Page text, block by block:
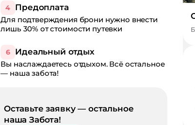
4 Предоплата
Для подтверждения брони нужно внести
лишь 30% от стоимости путевки
6 Идеальный отдых
Вы наслаждаетесь отдыхом. Всё остальное
— наша забота!
Оставьте заявку — остальное
наша Забота!